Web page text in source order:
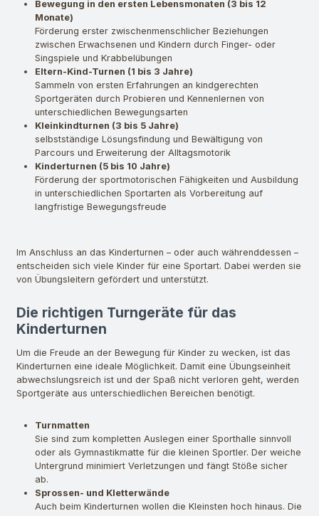
Bewegung in den ersten Lebensmonaten (3 bis 12
Monate)
Förderung erster zwischenmenschlicher Beziehungen
zwischen Erwachsenen und Kindern durch Finger- oder
Singspiele und Krabbelübungen
Eltern-Kind-Turnen (1 bis 3 Jahre)
Sammeln von ersten Erfahrungen an kindgerechten
Sportgeräten durch Probieren und Kennenlernen von
unterschiedlichen Bewegungsarten
Kleinkindturnen (3 bis 5 Jahre)
selbstständige Lösungsfindung und Bewältigung von
Parcours und Erweiterung der Alltagsmotorik
Kinderturnen (5 bis 10 Jahre)
Förderung der sportmotorischen Fähigkeiten und Ausbildung
in unterschiedlichen Sportarten als Vorbereitung auf
langfristige Bewegungsfreude
Im Anschluss an das Kinderturnen – oder auch währenddessen –
entscheiden sich viele Kinder für eine Sportart. Dabei werden sie
von Übungsleitern gefördert und unterstützt.
Die richtigen Turngeräte für das
Kinderturnen
Um die Freude an der Bewegung für Kinder zu wecken, ist das
Kinderturnen eine ideale Möglichkeit. Damit eine Übungseinheit
abwechslungsreich ist und der Spaß nicht verloren geht, werden
Sportgeräte aus unterschiedlichen Bereichen benötigt.
Turnmatten
Sie sind zum kompletten Auslegen einer Sporthalle sinnvoll
oder als Gymnastikmatte für die kleinen Sportler. Der weiche
Untergrund minimiert Verletzungen und fängt Stöße sicher
ab.
Sprossen- und Kletterwände
Auch beim Kinderturnen wollen die Kleinsten hoch hinaus. Die